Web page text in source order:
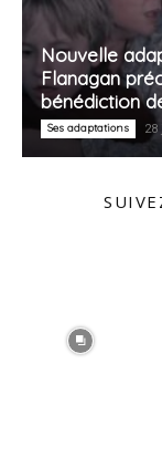
Nouvelle
Flanagan
bénédiction
Ses adaptations 28